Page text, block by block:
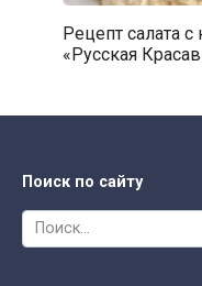
Рецепт салата
«Русская
Поиск по сайту
Search
for: